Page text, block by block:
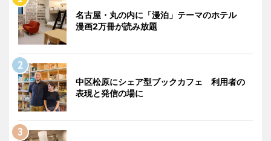
名古屋・丸の内に「漫泊」テーマのホテル
漫画2万冊が読み放題
中区松原にシェア型ブックカフェ 利用者の
表現と発信の場に